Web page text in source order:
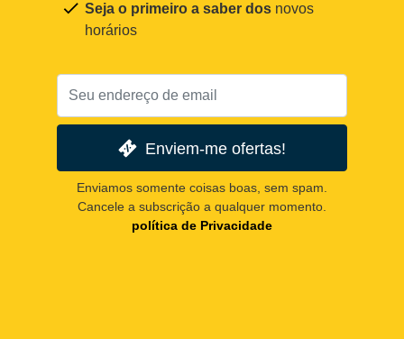
Seja o primeiro a saber dos novos
horários
Enviem-me ofertas!
Enviamos somente coisas boas, sem spam.
Cancele a subscrição a qualquer momento.
política de Privacidade